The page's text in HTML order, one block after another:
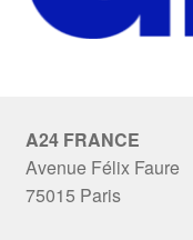
A24 FRANCE
Avenue Félix Faure
75015 Paris